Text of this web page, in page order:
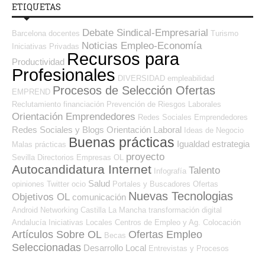
ETIQUETAS
Barcelona docentes Debate Sindical-Empresarial Turismo
Iniciativas Privadas Noticias Empleo-Economía
Productividad Recursos para
Profesionales DIVERSIDAD empleabilidad
EMPREND Procesos de Selección Ofertas
Reclutamiento financiación Prevención de Riesgos Laborales
Orientación Emprendedores Redes Sociales Emprendedores
Redes Sociales y Blogs Orientación Laboral Ideas de Negocio
Malas prácticas Buenas prácticas Igualdad estrategia
Sevilla Directorios Empresas OL proyecto
Autocandidatura Internet Infografía Talento
opiniones Twitter ocio Salud Portales y Buscadores Ofertas
Objetivos OL comunicación Nuevas Tecnologias
Android Networking Castilla La Mancha transformación digital
Andalucía Iniciativas Locales Centros de Empleo y Ag. Colocación
Artículos Sobre OL Becas Ofertas Empleo
Seleccionadas Desarrollo Local Entrevistas y Procesos